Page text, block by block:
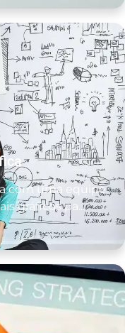
com uma equipe
gráficos pa...